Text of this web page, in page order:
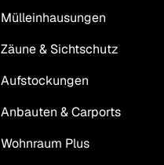
Mülleinhausungen
Zäune & Sichtschutz
Aufstockungen
Anbauten & Carports
Wohnraum Plus